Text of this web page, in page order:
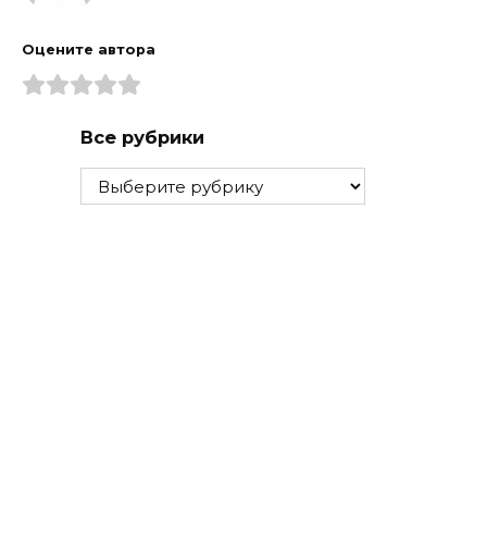
Оцените автора
Все рубрики
Все
рубрики